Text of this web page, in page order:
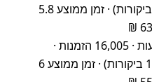
דירוג 3.73/5 (32,131 ביקורות) · זמן ממוצע 5.8
Sao Viet – 1,487 נסיעות · 16,005 הזמנות ·
דירוג 4.1/5 (1,972,301 ביקורות) · זמן ממוצע 6